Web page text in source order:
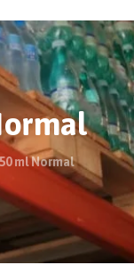
ml Normal